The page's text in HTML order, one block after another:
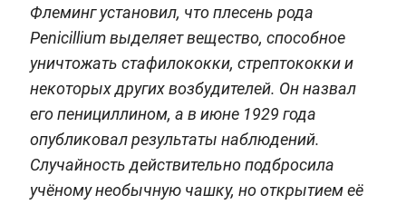
Флеминг установил, что плесень рода
Penicilliumвыделяет вещество, способное
уничтожать стафилококки, стрептококки и
некоторых других возбудителей. Он назвал
его пенициллином, а в июне 1929 года
опубликовал результаты наблюдений.
Случайность действительно подбросила
учёному необычную чашку, но открытием её